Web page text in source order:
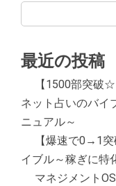
最近の投稿
【1500部突破
ネット占いのバイ
ニュアル～
【爆速で0→1
イブル～稼ぎに特
マネジメント